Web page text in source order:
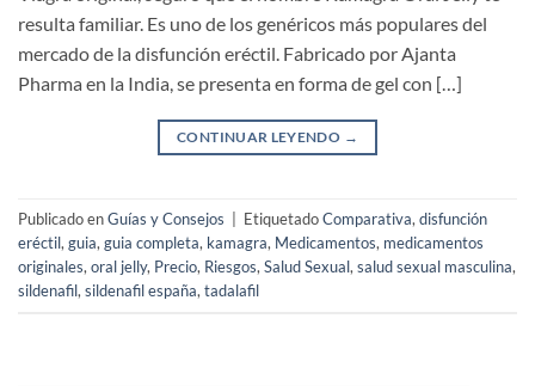
resulta familiar. Es uno de los genéricos más populares del
mercado de la disfunción eréctil. Fabricado por Ajanta
Pharma en la India, se presenta en forma de gel con […]
CONTINUAR LEYENDO →
Publicado enGuías y Consejos EtiquetadoComparativa,disfunción
eréctil,guia,guia completa, kamagra, Medicamentos, medicamentos
originales,oral jelly, Precio, Riesgos,Salud Sexual,salud sexual masculina,
sildenafil,sildenafil españa,tadalafil